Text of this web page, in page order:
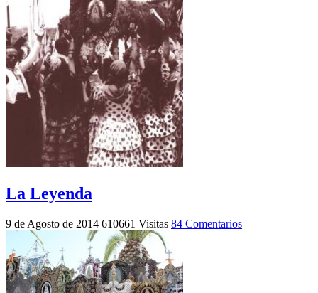
La Leyenda
9 de Agosto de 2014 610661 Visitas 84 Comentarios